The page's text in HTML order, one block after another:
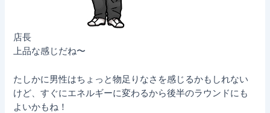
店長
上品な感じだね〜
たしかに男性はちょっと物足りなさを感じるかもしれない
けど、すぐにエネルギーに変わるから後半のラウンドにも
よいかもね！